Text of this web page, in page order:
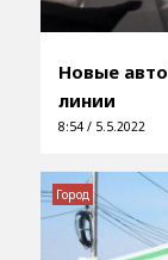
Новые
линии
8:54 / 5.5.2022
Город